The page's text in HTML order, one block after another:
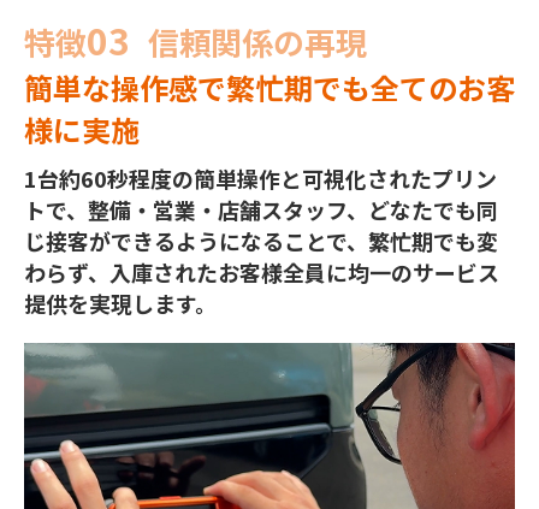
特徴03 信頼関係の再現
簡単な操作感で繁忙期でも全てのお客
様に実施
1台約60秒程度の簡単操作と可視化されたプリン
トで、整備・営業・店舗スタッフ、どなたでも同
じ接客ができるようになることで、繁忙期でも変
わらず、入庫されたお客様全員に均一のサービス
提供を実現します。